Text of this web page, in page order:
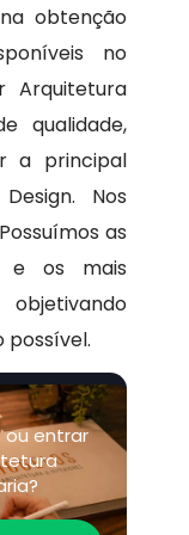
obtenção
no
Arquitetura
qualidade,
a principal
Nos
as
e os mais
entrar